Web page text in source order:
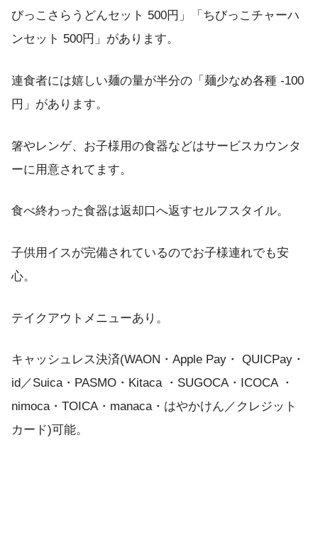
びっこさらうどんセット 500円」「ちびっこチャーハ
ンセット 500円」があります。
連食者には嬉しい麺の量が半分の「麺少なめ各種 -100
円」があります。
箸やレンゲ、お子様用の食器などはサービスカウンタ
ーに用意されてます。
食べ終わった食器は返却口へ返すセルフスタイル。
子供用イスが完備されているのでお子様連れでも安
心。
テイクアウトメニューあり。
キャッシュレス決済(WAON・Apple Pay・ QUICPay・
id／Suica・PASMO・Kitaca ・SUGOCA・ICOCA ・
nimoca・TOICA・manaca・はやかけん／クレジット
カード)可能。